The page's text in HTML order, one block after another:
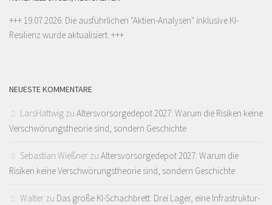
+++ 19.07.2026: Die ausführlichen "Aktien-Analysen" inklusive KI-
Resilienz wurde aktualisiert. +++
NEUESTE KOMMENTARE
LarsHattwig zu Altersvorsorgedepot 2027: Warum die Risiken keine
Verschwörungstheorie sind, sondern Geschichte
Sebastian Wießner zu Altersvorsorgedepot 2027: Warum die
Risiken keine Verschwörungstheorie sind, sondern Geschichte
Walter zu Das große KI-Schachbrett: Drei Lager, eine Infrastruktur-